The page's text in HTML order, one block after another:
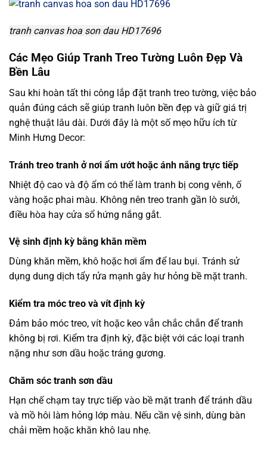
tranh canvas hoa son dau HD17696
Các Mẹo Giúp Tranh Treo Tường Luôn Đẹp Và
Bền Lâu
Sau khi hoàn tất thi công lắp đặt tranh treo tường, việc bảo
quản đúng cách sẽ giúp tranh luôn bền đẹp và giữ giá trị
nghệ thuật lâu dài. Dưới đây là một số mẹo hữu ích từ
Minh Hưng Decor:
Tránh treo tranh ở nơi ẩm ướt hoặc ánh nắng trực tiếp
Nhiệt độ cao và độ ẩm có thể làm tranh bị cong vênh, ố
vàng hoặc phai màu. Không nên treo tranh gần lò sưởi,
điều hòa hay cửa sổ hứng nắng gắt.
Vệ sinh định kỳ bằng khăn mềm
Dùng khăn mềm, khô hoặc hơi ẩm để lau bụi. Tránh sử
dụng dung dịch tẩy rửa mạnh gây hư hỏng bề mặt tranh.
Kiểm tra móc treo và vít định kỳ
Đảm bảo móc treo, vít hoặc keo vẫn chắc chắn để tranh
không bị rơi. Kiểm tra định kỳ, đặc biệt với các loại tranh
nặng như sơn dầu hoặc tráng gương.
Chăm sóc tranh sơn dầu
Hạn chế chạm tay trực tiếp vào bề mặt tranh để tránh dầu
và mồ hôi làm hỏng lớp màu. Nếu cần vệ sinh, dùng bàn
chải mềm hoặc khăn khô lau nhẹ.